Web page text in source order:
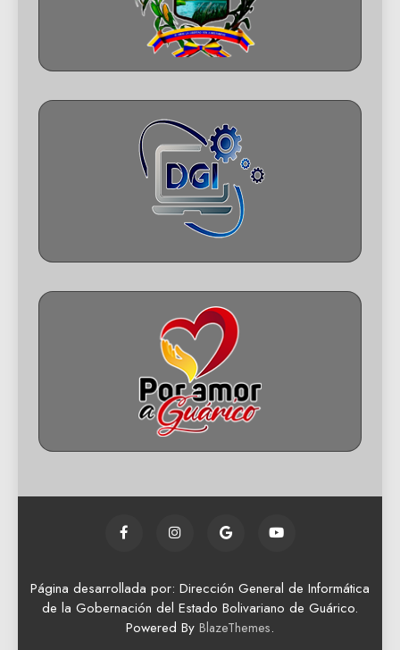
Página desarrollada por: Dirección General de Informática
de la Gobernación del Estado Bolivariano de Guárico.
Powered By BlazeThemes.